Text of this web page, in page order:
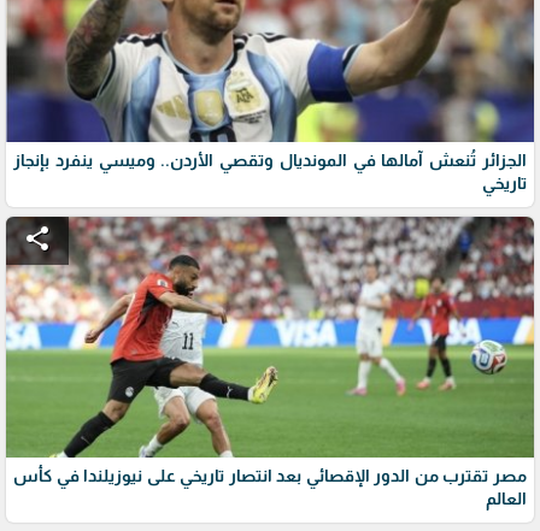
الجزائر تُنعش آمالها في المونديال وتقصي الأردن.. وميسي ينفرد بإنجاز
تاريخي
share
مصر تقترب من الدور الإقصائي بعد انتصار تاريخي على نيوزيلندا في كأس
العالم